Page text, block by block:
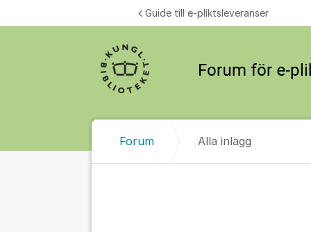
Guide till e-pliktsleveranser
Forum Alla inlägg